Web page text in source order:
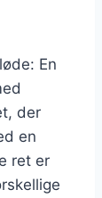
En
der
en
ret er